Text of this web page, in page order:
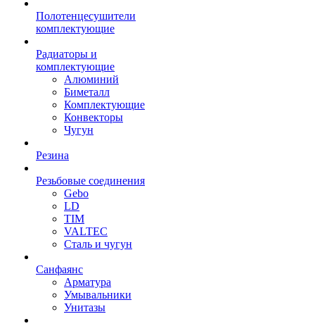
Полотенцесушители
комплектующие
Радиаторы и
комплектующие
Алюминий
Биметалл
Комплектующие
Конвекторы
Чугун
Резина
Резьбовые соединения
Gebo
LD
TIM
VALTEC
Сталь и чугун
Санфаянс
Арматура
Умывальники
Унитазы